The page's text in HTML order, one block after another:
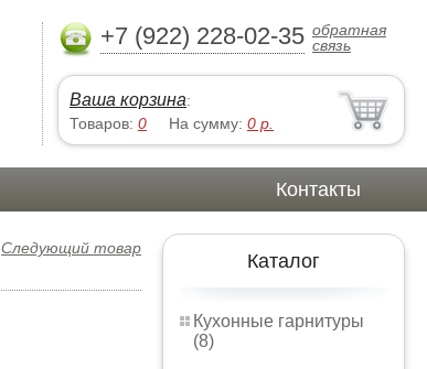
+7 (922) 228-02-35 обратная
связь
Ваша корзина:
Товаров: 0 На сумму: 0 р.
Контакты
Каталог
Кухонные гарнитуры
(8)
Следующий товар